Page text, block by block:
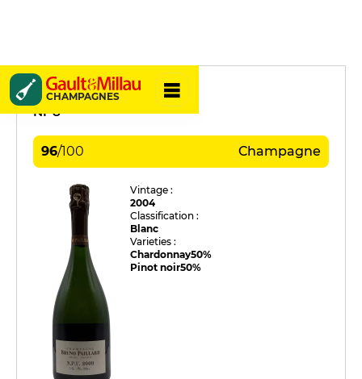
CHAMPAGNES
Bruno Paillard
NPU
96/100 Champagne
Vintage :
2004
Classification :
Blanc
Varieties :
Chardonnay50%
Pinot noir50%